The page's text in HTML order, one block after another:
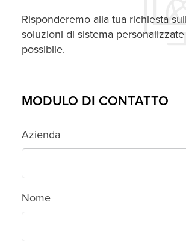
Risponderemo alla tua richiesta
soluzioni di sistema
possibile.
MODULO DI CONTATTO
Azienda
Nome